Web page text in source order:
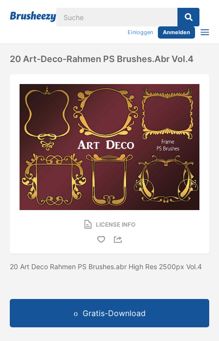
Einloggen Anmelden
20 Art-Deco-Rahmen PS Brushes.abr Vol.4
LICENSE INFO
20 Art Deco Rahmen PS Brushes.abr High Res 2500px Vol.4
Gratis-Download